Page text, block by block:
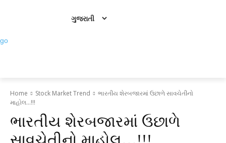
Home Stock Market Trend
ભારતીય શેરબજારમાં ઉછાળે સાવચેતીનો
માહોલ...!!!
ભારતીય શેરબજારમાં ઉછાળે